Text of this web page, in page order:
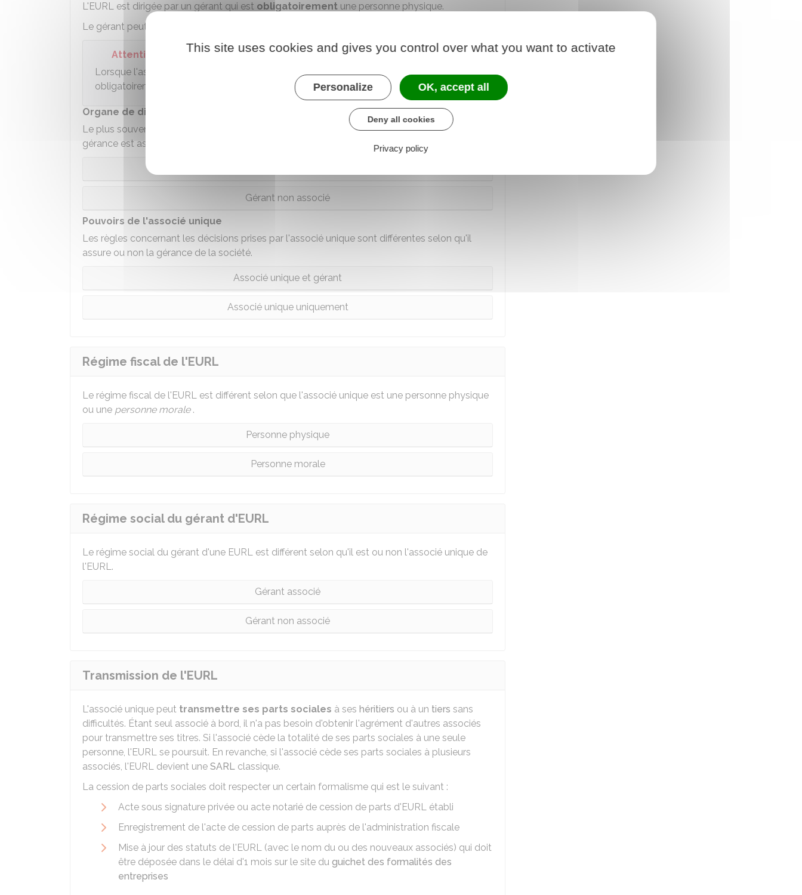
L'EURL est dirigée par un gérant qui est obligatoirement une personne physique.
Le gérant peut être l'associé unique de l'EURL ou un
Attention
Lorsque l'associé unique de l'EURL est une
personne morale, la gérance est
obligatoirement confiée à une personne physique.
Organe de direction
Le plus souvent, l'associé unique est le gérant de l'EURL. Cependant, dans certains cas, la
gérance est assurée par un tiers, c'est-à-dire une personne extérieure à la société.
Gérant non associé
Pouvoirs de l'associé unique
Les règles concernant les décisions prises par l'associé unique sont différentes selon qu'il
assure ou non la gérance de la société.
Associé unique et gérant
Associé unique uniquement
Régime fiscal de l'EURL
Le régime fiscal de l'EURL est différent selon que l'associé unique est une personne physique
ou une personne morale.
Personne physique
Personne morale
Régime social du gérant d'EURL
Le régime social du gérant d'une EURL est différent selon qu'il est ou non l'associé unique de
l'EURL.
Gérant associé
Gérant non associé
Transmission de l'EURL
L'associé unique peut transmettre ses parts sociales à ses héritiers ou à un tiers sans
difficultés. Étant seul associé à bord, il n'a pas besoin d'obtenir l'agrément d'autres associés
pour transmettre ses titres. Si l'associé cède la totalité de ses parts sociales à une seule
personne, l'EURL se poursuit. En revanche, si l'associé cède ses parts sociales à plusieurs
associés, l'EURL devient une SARL classique.
La cession de parts sociales doit respecter un certain formalisme qui est le suivant :
Acte sous signature privée ou acte notarié de cession de parts d'EURL établi
Enregistrement de l'acte de cession de parts auprès de l'administration fiscale
Mise à jour des statuts de l'EURL (avec le nom du ou des nouveaux associés) qui doit
être déposée dans le délai d'1 mois sur le site du guichet des formalités des
entreprises
This site uses cookies and gives you control over what you want to activate
Personalize OK, accept all
Deny all cookies
Privacy policy